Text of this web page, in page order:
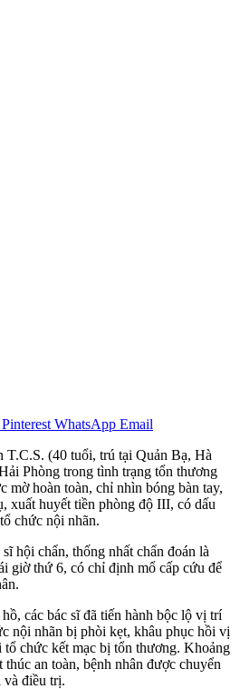
Pinterest WhatsApp Email
T.C.S. (40 tuổi, trú tại Quản Bạ, Hà
Phòng trong tình trạng tổn thương
mờ hoàn toàn, chỉ nhìn bóng bàn tay,
xuất huyết tiền phòng độ III, có dấu
chức nội nhãn.
hội chẩn, thống nhất chẩn đoán là
giờ thứ 6, có chỉ định mổ cấp cứu để
các bác sĩ đã tiến hành bộc lộ vị trí
nội nhãn bị phòi kẹt, khâu phục hồi vị
chức kết mạc bị tổn thương. Khoảng
an toàn, bệnh nhân được chuyển
và điều trị.